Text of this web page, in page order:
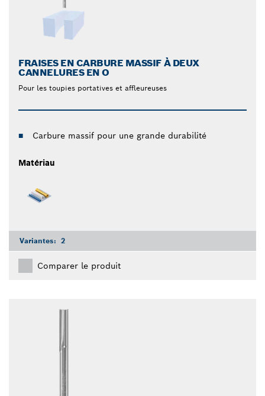
FRAISES EN CARBURE MASSIF À DEUX
CANNELURES EN O
Pour les toupies portatives et affleureuses
Carbure massif pour une grande durabilité
Matériau
Variantes: 2
Comparer le produit